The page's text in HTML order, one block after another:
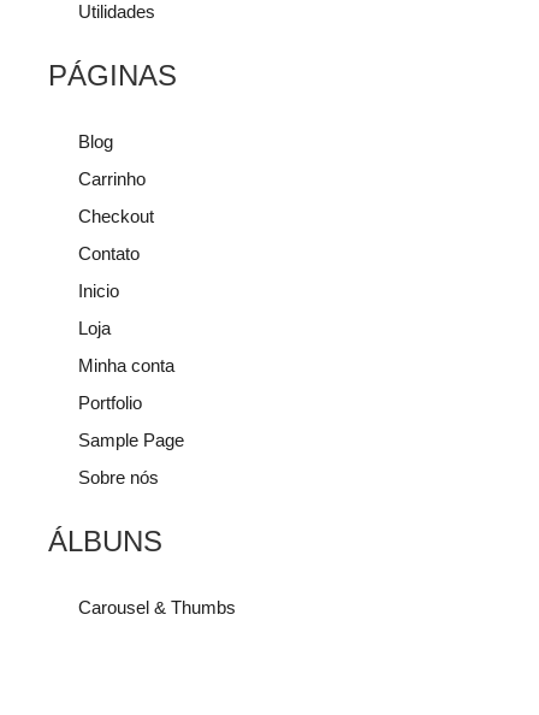
Utilidades
PÁGINAS
Blog
Carrinho
Checkout
Contato
Inicio
Loja
Minha conta
Portfolio
Sample Page
Sobre nós
ÁLBUNS
Carousel & Thumbs